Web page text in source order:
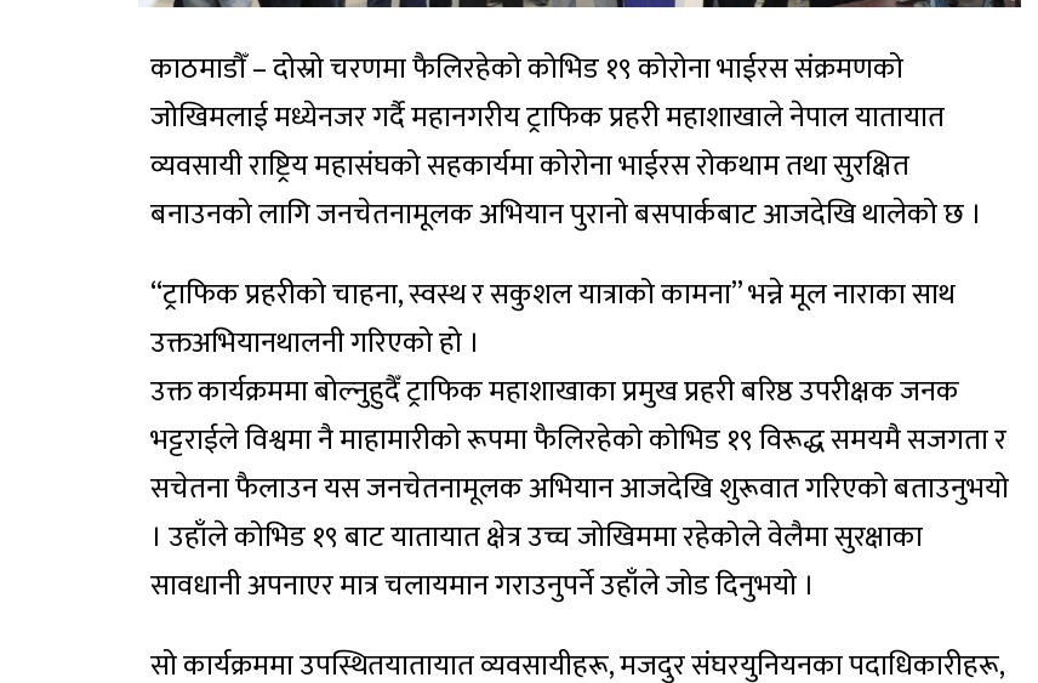
काठमाडौँ – दोस्रो चरणमा फैलिरहेको कोभिड १९ कोरोना भाईरस संक्रमणको
जोखिमलाई मध्येनजर गर्दै महानगरीय ट्राफिक प्रहरी महाशाखाले नेपाल यातायात
व्यवसायी राष्ट्रिय महासंघको सहकार्यमा कोरोना भाईरस रोकथाम तथा सुरक्षित
बनाउनको लागि जनचेतनामूलक अभियान पुरानो बसपार्कबाट आजदेखि थालेको छ ।
“ट्राफिक प्रहरीको चाहना, स्वस्थ र सकुशल यात्राको कामना” भन्ने मूल नाराका साथ
उक्तअभियानथालनी गरिएको हो ।
उक्त कार्यक्रममा बोल्नुहुदैँ ट्राफिक महाशाखाका प्रमुख प्रहरी बरिष्ठ उपरीक्षक जनक
भट्टराईले विश्वमा नै माहामारीको रूपमा फैलिरहेको कोभिड १९ विरूद्ध समयमै सजगता र
सचेतना फैलाउन यस जनचेतनामूलक अभियान आजदेखि शुरूवात गरिएको बताउनुभयो
। उहाँले कोभिड १९ बाट यातायात क्षेत्र उच्च जोखिममा रहेकोले वेलैमा सुरक्षाका
सावधानी अपनाएर मात्र चलायमान गराउनुपर्ने उहाँले जोड दिनुभयो ।
सो कार्यक्रममा उपस्थितयातायात व्यवसायीहरू, मजदुर संघरयुनियनका पदाधिकारीहरू,